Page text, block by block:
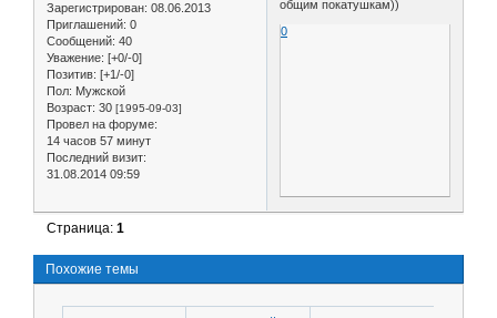
Зарегистрирован: 08.06.2013
Приглашений: 0
Сообщений: 40
Уважение: [+0/-0]
Позитив: [+1/-0]
Пол: Мужской
Возраст: 30 [1995-09-03]
Провел на форуме:
14 часов 57 минут
Последний визит:
31.08.2014 09:59
общим покатушкам))
0
Страница:1
Похожие темы